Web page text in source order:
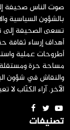
صوت الناس صحيفة
بالشؤون السياسية
تسعى الصحيفة إلى
أهداف إرساء ثقافة
أطروحات عملية
مساحة حرة ومستقلة
والنقاش في شؤون
الآخر. آراء الكتّاب
تصنيفات